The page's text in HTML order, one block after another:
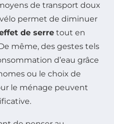
de transport doux
permet de diminuer
de serre tout en
même, des gestes tels
d’eau grâce
ou le choix de
le ménage peuvent